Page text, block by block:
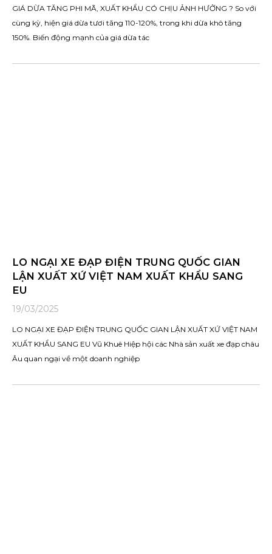
GIÁ DỪA TĂNG PHI MÃ, XUẤT KHẨU CÓ CHỊU ẢNH HƯỞNG ? So với
cùng kỳ, hiện giá dừa tươi tăng 110-120%, trong khi dừa khô tăng
150%. Biến động mạnh của giá dừa tác
LO NGẠI XE ĐẠP ĐIỆN TRUNG QUỐC GIAN
LẬN XUẤT XỨ VIỆT NAM XUẤT KHẨU SANG
EU
19/03/2025
LO NGẠI XE ĐẠP ĐIỆN TRUNG QUỐC GIAN LẬN XUẤT XỨ VIỆT NAM
XUẤT KHẨU SANG EU Vũ Khuê Hiệp hội các Nhà sản xuất xe đạp châu
Âu quan ngại về một doanh nghiệp